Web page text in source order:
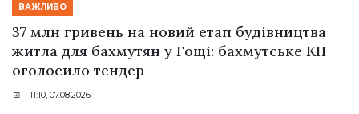
ВАЖЛИВО
37 млн гривень на новий етап будівництва
житла для бахмутян у Гощі: бахмутське КП
оголосило тендер
11:10, 07.08.2026